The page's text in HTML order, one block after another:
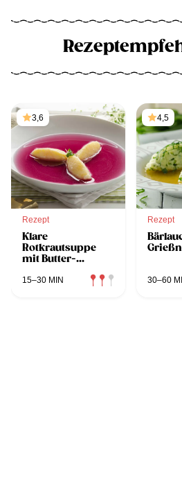
3,6
Rezept
Klare
Rotkrautsuppe
mit Butter-
15–30 MIN
4,5
Rezept
30–60